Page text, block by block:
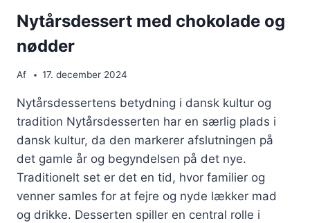
Nytårsdessert med chokolade og
nødder
Af 17. december 2024
Nytårsdessertens betydning i dansk kultur og
tradition Nytårsdesserten har en særlig plads i
dansk kultur, da den markerer afslutningen på
det gamle år og begyndelsen på det nye.
Traditionelt set er det en tid, hvor familier og
venner samles for at fejre og nyde lækker mad
og drikke. Desserten spiller en central rolle i